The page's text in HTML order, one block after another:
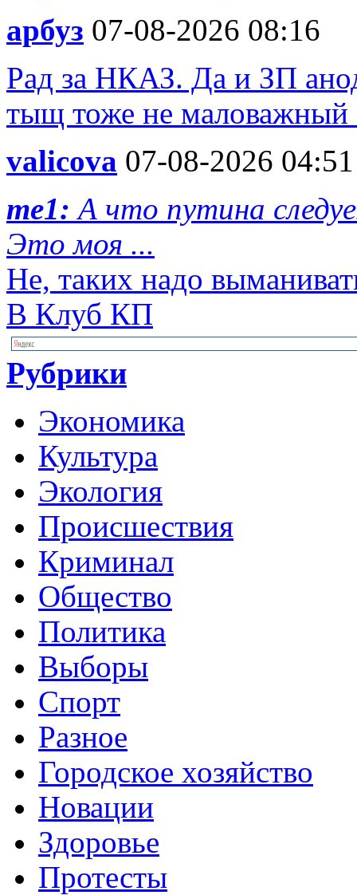
арбуз 07-08-2026 08:16
Рад за НКАЗ. Да и ЗП
тыщ тоже не маловажный
valicova 07-08-2026 04:51
me1:А что путина
Это моя ...
Не, таких надо
В Клуб КП
Рубрики
Экономика
Культура
Экология
Происшествия
Криминал
Общество
Политика
Выборы
Спорт
Разное
Городское хозяйство
Новации
Здоровье
Протесты